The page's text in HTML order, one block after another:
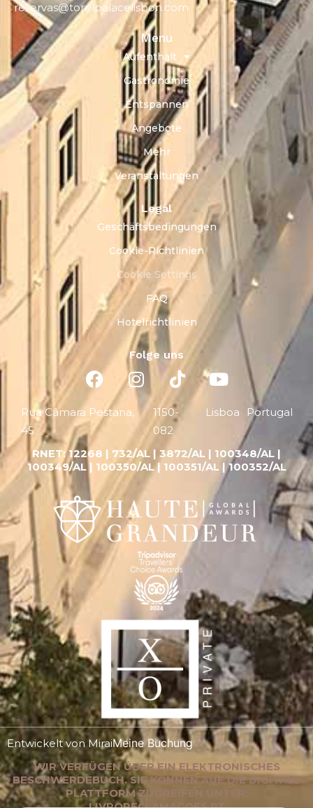
reservas@torelpalacelisbon.com
Menu
Aufenthalt
Gastronomie
Entspannen
Angebote
Mehr
Veranstaltungen
Legal
Geschäftsbedingungen
Cookie-Richtlinien
Cookie Settings
FAQ
Hotelrichtlinien
Folge uns
Rua Câmara Pestana,
45
1150-
082
Lisboa Portugal
RNET:12268 | 732/AL | 3872/AL | 100348/AL |
100349/AL | 100350/AL | 100351/AL | 100352/AL
Entwickelt von MiraiMeine Buchung
WIR VERFÜGEN ÜBER EIN ELEKTRONISCHES
BESCHWERDEBUCH. SIE KÖNNEN AUF DIE DIGITALE
PLATTFORM ZUGREIFEN UNTER: